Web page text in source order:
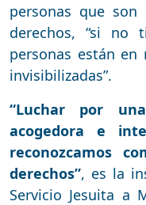
personas que
derechos, “si no
personas están
invisibilizadas”.
“Luchar por
acogedora e
reconozcamos
derechos”, es la
Servicio Jesuita a